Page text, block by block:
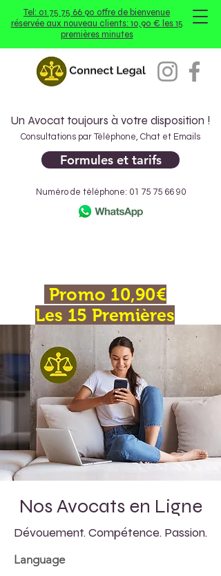
Tel: 01 75 75 66 90 offre de bienvenue
réservée aux nouveau clients: 10,90 € les 15
premières minutes
Un Avocat toujours à votre disposition !
Consultations par Téléphone, Chat et Emails
Formules et tarifs
Numéro de téléphone: 01 75 75 66 90
Promo 10,90€
Les 15 Premières
minutes!
Nos Avocats en Ligne
Dévouement. Compétence. Passion.
Language